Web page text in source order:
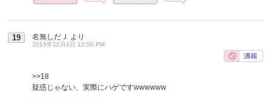
19 名無しだＪ より
2015年12月4日 12:50 PM
>>18
疑惑じゃない、実際にハゲですwwwwww